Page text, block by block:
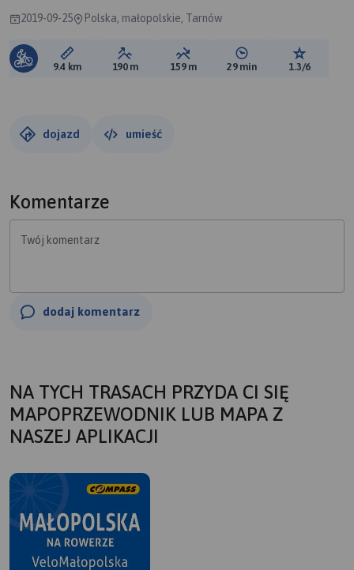
2019-09-25 Polska, małopolskie, Tarnów
Długość trasy:
9.4 km Suma przewyższeń:
190 m Suma spadków:
159 m Średni czas potrzebny
29 min Ocena
1.3/6
dojazd umieść
Komentarze
Twój komentarz
dodaj komentarz
NA TYCH TRASACH PRZYDA CI SIĘ
MAPOPRZEWODNIK LUB MAPA Z
NASZEJ APLIKACJI